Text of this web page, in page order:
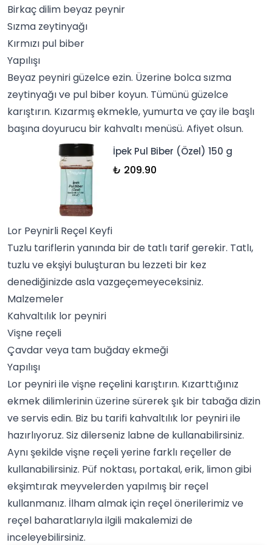
Birkaç dilim beyaz peynir
Sızma zeytinyağı
Kırmızı pul biber
Yapılışı
Beyaz peyniri güzelce ezin. Üzerine bolca sızma
zeytinyağı ve pul biber koyun. Tümünü güzelce
karıştırın. Kızarmış ekmekle, yumurta veçayile başlı
başına doyurucu bir kahvaltı menüsü. Afiyet olsun.
İpek Pul Biber (Özel) 150 g
₺ 209.90
Lor Peynirli Reçel Keyfi
Tuzlu tariflerin yanında bir de tatlı tarif gerekir. Tatlı,
tuzluve ekşiyi buluşturan bu lezzeti bir kez
denediğinizde asla vazgeçemeyeceksiniz.
Malzemeler
Kahvaltılık lor peyniri
Vişne reçeli
Çavdar veya tam buğday ekmeği
Yapılışı
Lor peyniri ile vişne reçelini karıştırın. Kızarttığınız
ekmek dilimlerinin üzerine sürerek şık bir tabağa dizin
ve servis edin. Biz bu tarifi kahvaltılık lor peyniri ile
hazırlıyoruz. Siz dilerseniz labne de kullanabilirsiniz.
Aynı şekilde vişne reçeli yerine farklı reçeller de
kullanabilirsiniz. Püf noktası, portakal, erik, limon gibi
ekşimtırak meyvelerden yapılmış bir reçel
kullanmanız. İlham almak için reçel önerilerimiz ve
reçel baharatlarıyla ilgili makalemizi de
inceleyebilirsiniz.